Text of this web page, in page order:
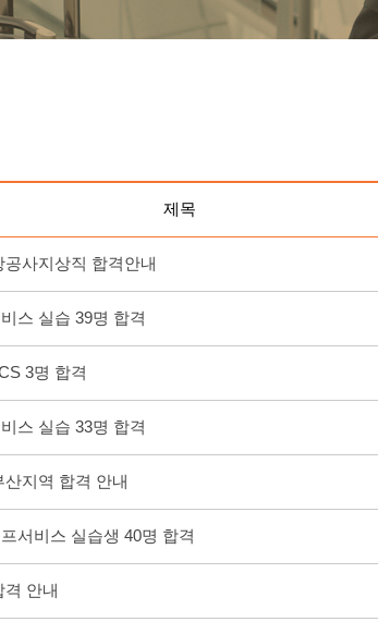
제목
공사지상직 합격안내
스 실습 39명 합격
3명 합격
스 실습 33명 합격
산지역 합격 안내
서비스 실습생 40명 합격
격 안내